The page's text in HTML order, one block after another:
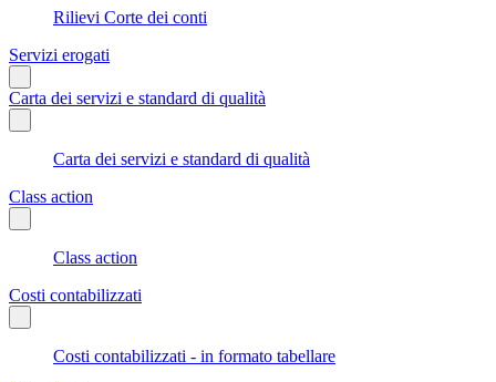
Rilievi Corte dei conti
Servizi erogati
Carta dei servizi e standard di qualità
Carta dei servizi e standard di qualità
Class action
Class action
Costi contabilizzati
Costi contabilizzati - in formato tabellare